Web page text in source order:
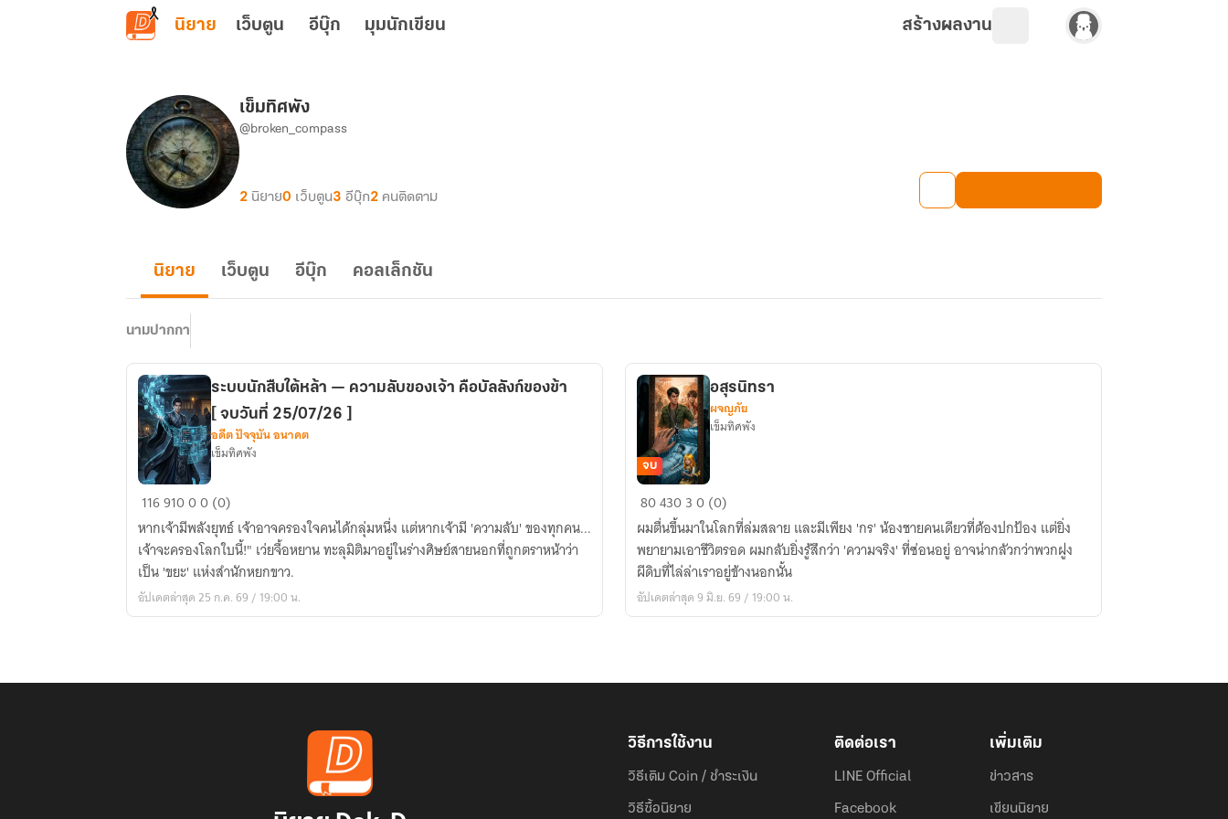
ข้ามไปยังเนื้อหาหลัก
นิยาย เว็บตูน อีบุ๊ก มุมนักเขียน สร้างผลงาน
เข็มทิศพัง
@broken_compass
2 นิยาย0 เว็บตูน3 อีบุ๊ก2 คนติดตาม
นิยาย เว็บตูน อีบุ๊ก คอลเล็กชัน
นามปากกา
ระบบ
นักสืบ
ใต้
หล้า
—
ความ
ระบบนักสืบใต้หล้า — ความลับของเจ้า คือบัลลังก์ของข้า
[ จบวันที่ 25/07/26 ]
อดีต ปัจจุบัน อนาคต
เข็มทิศพัง
11691000 (0)
หากเจ้ามีพลังยุทธ์ เจ้าอาจครองใจคนได้กลุ่มหนึ่ง แต่หากเจ้ามี 'ความลับ' ของทุกคน...
เจ้าจะครองโลกใบนี้!" เว่ยจื้อหยาน ทะลุมิติมาอยู่ในร่างศิษย์สายนอกที่ถูกตราหน้าว่า
เป็น 'ขยะ' แห่งสำนักหยกขาว.
อัปเดตล่าสุด 25 ก.ค. 69 / 19:00 น.
อสุร
นิทรา
จบ
อสุรนิทรา
ผจญภัย
เข็มทิศพัง
8043030 (0)
ผมตื่นขึ้นมาในโลกที่ล่มสลาย และมีเพียง 'กร' น้องชายคนเดียวที่ต้องปกป้อง แต่ยิ่ง
พยายามเอาชีวิตรอด ผมกลับยิ่งรู้สึกว่า 'ความจริง' ที่ซ่อนอยู่ อาจน่ากลัวกว่าพวกฝูง
ผีดิบที่ไล่ล่าเราอยู่ข้างนอกนั้น
อัปเดตล่าสุด 9 มิ.ย. 69 / 19:00 น.
วิธีการใช้งาน
วิธีเติม Coin / ชำระเงิน
วิธีซื้อนิยาย
ติดต่อเรา
LINE Official
Facebook
เพิ่มเติม
ข่าวสาร
เขียนนิยาย